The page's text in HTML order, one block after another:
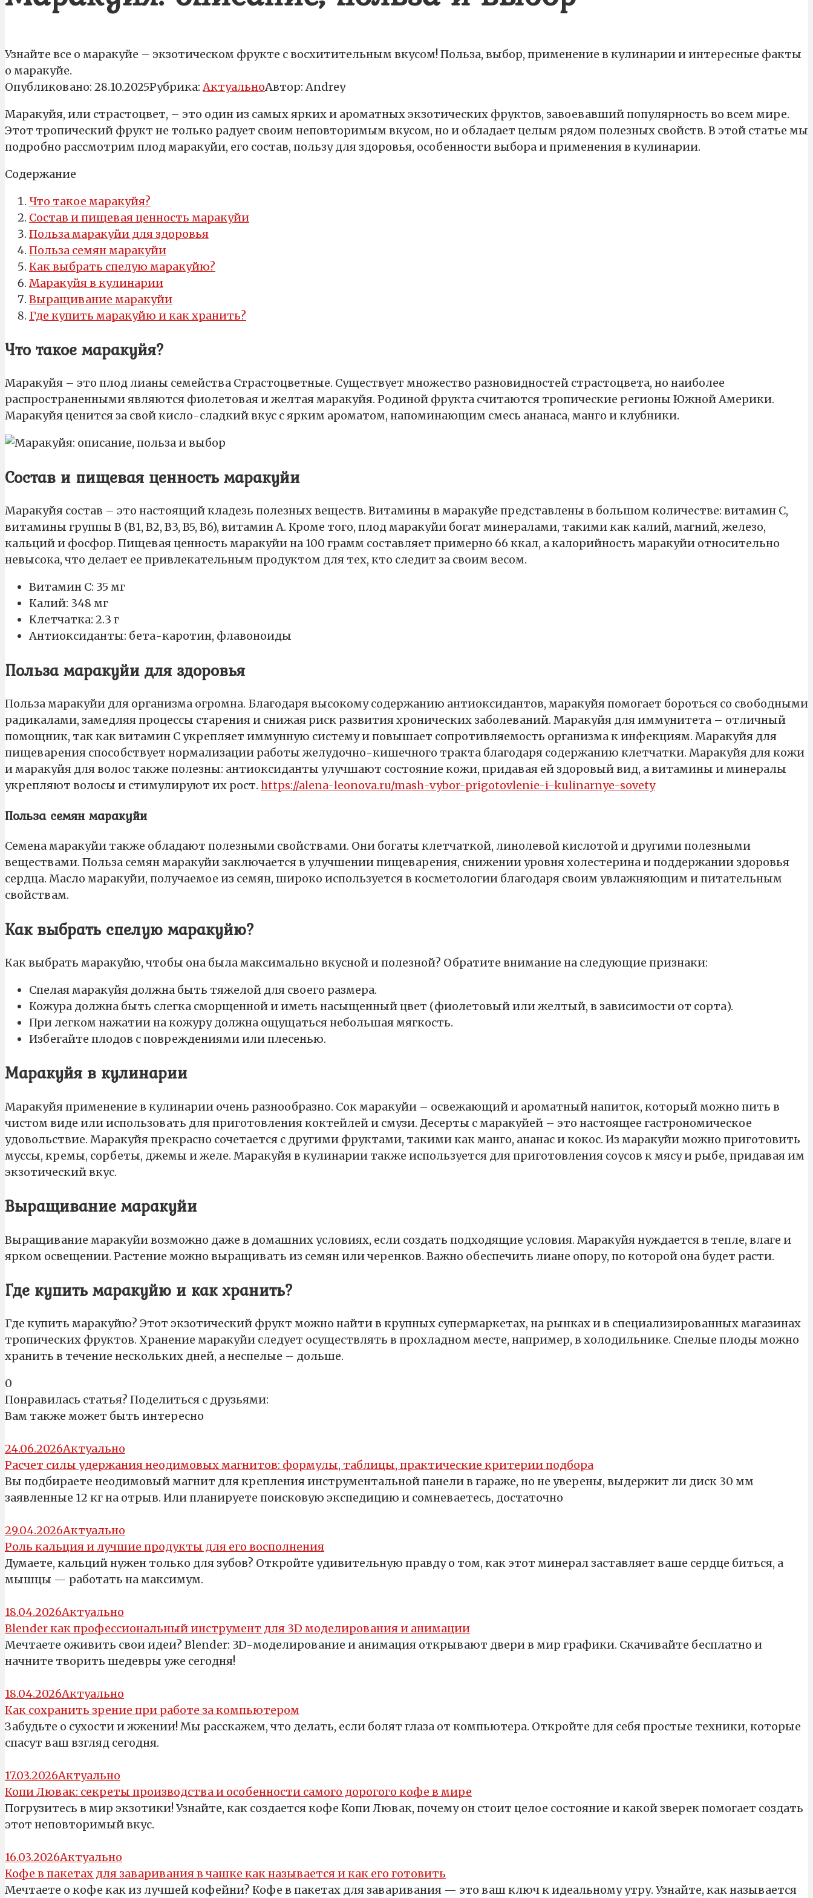
Узнайте все о маракуйе – экзотическом фрукте с восхитительным вкусом! Польза, выбор, применение в кулинарии и интересные факты
о маракуйе.
Опубликовано: 28.10.2025Рубрика: АктуальноАвтор: Andrey
Маракуйя, или страстоцвет, – это один из самых ярких и ароматных экзотических фруктов, завоевавший популярность во всем мире.
Этот тропический фрукт не только радует своим неповторимым вкусом, но и обладает целым рядом полезных свойств. В этой статье мы
подробно рассмотрим плод маракуйи, его состав, пользу для здоровья, особенности выбора и применения в кулинарии.
Содержание
Что такое маракуйя?
Состав и пищевая ценность маракуйи
Польза маракуйи для здоровья
Польза семян маракуйи
Как выбрать спелую маракуйю?
Маракуйя в кулинарии
Выращивание маракуйи
Где купить маракуйю и как хранить?
Что такое маракуйя?
Маракуйя – это плод лианы семейства Страстоцветные. Существует множество разновидностей страстоцвета, но наиболее
распространенными являются фиолетовая и желтая маракуйя. Родиной фрукта считаются тропические регионы Южной Америки.
Маракуйя ценится за свой кисло-сладкий вкус с ярким ароматом, напоминающим смесь ананаса, манго и клубники.
Состав и пищевая ценность маракуйи
Маракуйя состав – это настоящий кладезь полезных веществ. Витамины в маракуйе представлены в большом количестве: витамин С,
витамины группы B (B1, B2, B3, B5, B6), витамин А. Кроме того, плод маракуйи богат минералами, такими как калий, магний, железо,
кальций и фосфор. Пищевая ценность маракуйи на 100 грамм составляет примерно 66 ккал, а калорийность маракуйи относительно
невысока, что делает ее привлекательным продуктом для тех, кто следит за своим весом.
Витамин С: 35 мг
Калий: 348 мг
Клетчатка: 2.3 г
Антиоксиданты: бета-каротин, флавоноиды
Польза маракуйи для здоровья
Польза маракуйи для организма огромна. Благодаря высокому содержанию антиоксидантов, маракуйя помогает бороться со свободными
радикалами, замедляя процессы старения и снижая риск развития хронических заболеваний. Маракуйя для иммунитета – отличный
помощник, так как витамин С укрепляет иммунную систему и повышает сопротивляемость организма к инфекциям. Маракуйя для
пищеварения способствует нормализации работы желудочно-кишечного тракта благодаря содержанию клетчатки. Маракуйя для кожи
и маракуйя для волос также полезны: антиоксиданты улучшают состояние кожи, придавая ей здоровый вид, а витамины и минералы
укрепляют волосы и стимулируют их рост. https://alena-leonova.ru/mash-vybor-prigotovlenie-i-kulinarnye-sovety
Польза семян маракуйи
Семена маракуйи также обладают полезными свойствами. Они богаты клетчаткой, линолевой кислотой и другими полезными
веществами. Польза семян маракуйи заключается в улучшении пищеварения, снижении уровня холестерина и поддержании здоровья
сердца. Масло маракуйи, получаемое из семян, широко используется в косметологии благодаря своим увлажняющим и питательным
свойствам.
Как выбрать спелую маракуйю?
Как выбрать маракуйю, чтобы она была максимально вкусной и полезной? Обратите внимание на следующие признаки:
Спелая маракуйя должна быть тяжелой для своего размера.
Кожура должна быть слегка сморщенной и иметь насыщенный цвет (фиолетовый или желтый, в зависимости от сорта).
При легком нажатии на кожуру должна ощущаться небольшая мягкость.
Избегайте плодов с повреждениями или плесенью.
Маракуйя в кулинарии
Маракуйя применение в кулинарии очень разнообразно. Сок маракуйи – освежающий и ароматный напиток, который можно пить в
чистом виде или использовать для приготовления коктейлей и смузи. Десерты с маракуйей – это настоящее гастрономическое
удовольствие. Маракуйя прекрасно сочетается с другими фруктами, такими как манго, ананас и кокос. Из маракуйи можно приготовить
муссы, кремы, сорбеты, джемы и желе. Маракуйя в кулинарии также используется для приготовления соусов к мясу и рыбе, придавая им
экзотический вкус.
Выращивание маракуйи
Выращивание маракуйи возможно даже в домашних условиях, если создать подходящие условия. Маракуйя нуждается в тепле, влаге и
ярком освещении. Растение можно выращивать из семян или черенков. Важно обеспечить лиане опору, по которой она будет расти.
Где купить маракуйю и как хранить?
Где купить маракуйю? Этот экзотический фрукт можно найти в крупных супермаркетах, на рынках и в специализированных магазинах
тропических фруктов. Хранение маракуйи следует осуществлять в прохладном месте, например, в холодильнике. Спелые плоды можно
хранить в течение нескольких дней, а неспелые – дольше.
0
Понравилась статья? Поделиться с друзьями:
Вам также может быть интересно
24.06.2026Актуально
Расчет силы удержания неодимовых магнитов: формулы, таблицы, практические критерии подбора
Вы подбираете неодимовый магнит для крепления инструментальной панели в гараже, но не уверены, выдержит ли диск 30 мм
заявленные 12 кг на отрыв. Или планируете поисковую экспедицию и сомневаетесь, достаточно
29.04.2026Актуально
Роль кальция и лучшие продукты для его восполнения
Думаете, кальций нужен только для зубов? Откройте удивительную правду о том, как этот минерал заставляет ваше сердце биться, а
мышцы — работать на максимум.
18.04.2026Актуально
Blender как профессиональный инструмент для 3D моделирования и анимации
Мечтаете оживить свои идеи? Blender: 3D-моделирование и анимация открывают двери в мир графики. Скачивайте бесплатно и
начните творить шедевры уже сегодня!
18.04.2026Актуально
Как сохранить зрение при работе за компьютером
Забудьте о сухости и жжении! Мы расскажем, что делать, если болят глаза от компьютера. Откройте для себя простые техники, которые
спасут ваш взгляд сегодня.
17.03.2026Актуально
Копи Лювак: секреты производства и особенности самого дорогого кофе в мире
Погрузитесь в мир экзотики! Узнайте, как создается кофе Копи Лювак, почему он стоит целое состояние и какой зверек помогает создать
этот неповторимый вкус.
16.03.2026Актуально
Кофе в пакетах для заваривания в чашке как называется и как его готовить
Мечтаете о кофе как из лучшей кофейни? Кофе в пакетах для заваривания — это ваш ключ к идеальному утру. Узнайте, как называется